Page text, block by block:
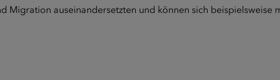
Migration auseinandersetzten und können sich beispielsweise